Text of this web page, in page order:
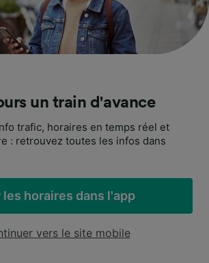
un train d'avance
trafic, horaires en temps réel et
: retrouvez toutes les infos dans
les horaires dans l'app
vers le site mobile